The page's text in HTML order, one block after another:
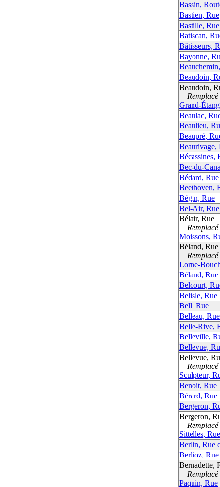
Bassin,
Bastien, Rue
Bastille,
Batiscan,
Bâtisseurs,
Bayonne,
Beaudoin,
Beaudoin,
Remplacé
Grand-
Beaulac,
Beaulieu,
Beaupré,
Beaurivage,
Bécassines,
Bec-du-
Bédard, Rue
Beethoven,
Bégin, Rue
Bel-Air, Rue
Bélair, Rue
Remplacé
Moissons,
Béland, Rue
Remplacé
Lorne-
Béland, Rue
Belcourt,
Belisle, Rue
Bell, Rue
Belleau, Rue
Belle-Rive,
Belleville,
Bellevue,
Bellevue,
Remplacé
Sculpteur,
Benoit, Rue
Bérard, Rue
Bergeron,
Bergeron,
Remplacé
Sittelles,
Berlin, Rue
Berlioz, Rue
Bernadette,
Remplacé
Paquin, Rue